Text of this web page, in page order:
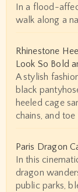
In a flood-
walk along a
Rhinestone
Look So Bold
A stylish
black
heeled cage
chains, and toe
Paris Dragon
In this
dragon
public parks,